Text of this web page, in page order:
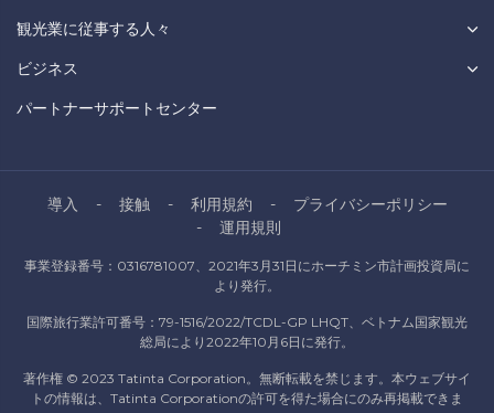
観光業に従事する人々
ビジネス
パートナーサポートセンター
導入 接触 利用規約
プライバシーポリシー
運用規則
事業登録番号：0316781007、2021年3月31日にホーチミン市計画投資局に
より発行。
国際旅行業許可番号：79-1516/2022/TCDL-GP LHQT、ベトナム国家観光
総局により2022年10月6日に発行。
著作権 © 2023 Tatinta Corporation。無断転載を禁じます。本ウェブサイ
トの情報は、Tatinta Corporationの許可を得た場合にのみ再掲載できま